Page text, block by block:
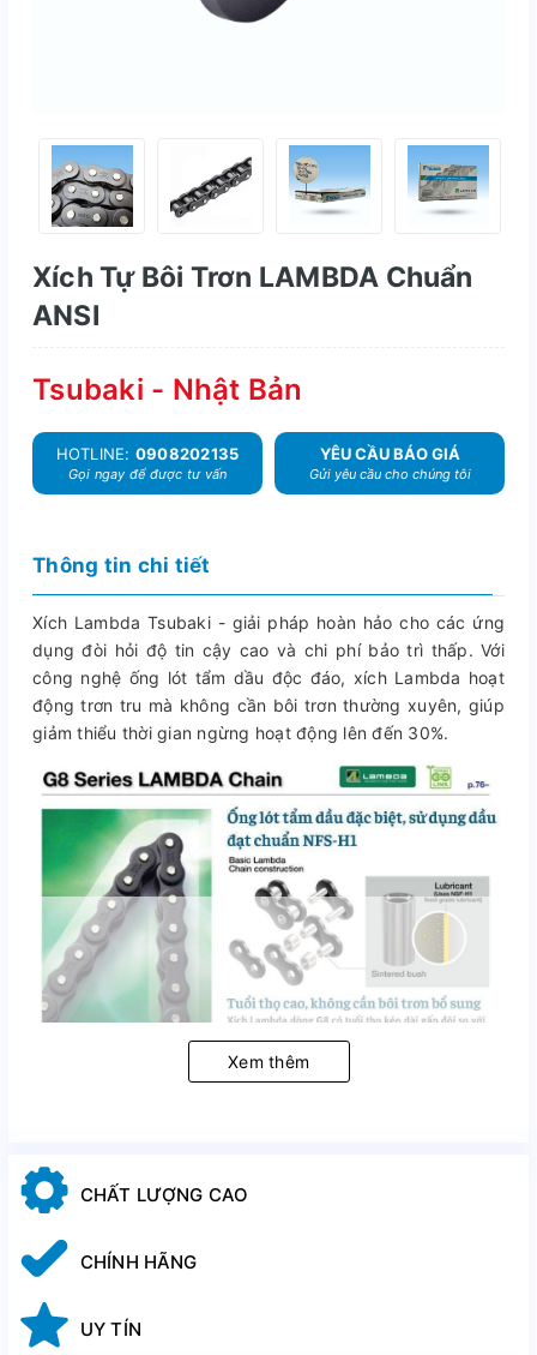
Xích Tự Bôi Trơn LAMBDA Chuẩn
ANSI
Tsubaki - Nhật Bản
HOTLINE: 0908202135
Gọi ngay để được tư vấn
YÊU CẦU BÁO GIÁ
Gửi yêu cầu cho chúng tôi
Thông tin chi tiết
Xích Lambda Tsubaki - giải pháp hoàn hảo cho các ứng
dụng đòi hỏi độ tin cậy cao và chi phí bảo trì thấp. Với
công nghệ ống lót tẩm dầu độc đáo, xích Lambda hoạt
động trơn tru mà không cần bôi trơn thường xuyên, giúp
giảm thiểu thời gian ngừng hoạt động lên đến 30%.
Xem thêm
CHẤT LƯỢNG CAO
CHÍNH HÃNG
UY TÍN